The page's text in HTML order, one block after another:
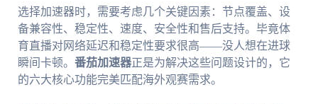
选择加速器时，需要考虑几个关键因素：节点覆盖、设
备兼容性、稳定性、速度、安全性和售后支持。毕竟体
育直播对网络延迟和稳定性要求很高——没人想在进球
瞬间卡顿。 番茄加速器正是为解决这些问题设计的，它
的六大核心功能完美匹配海外观赛需求。